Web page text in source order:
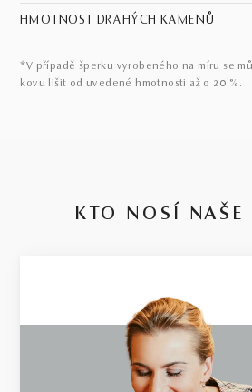
HMOTNOST DRAHÝCH KAMENŮ
*V případě šperku vyrobeného na míru se
kovu lišit od uvedené hmotnosti až o 20 %.
KTO NOSÍ NAŠE